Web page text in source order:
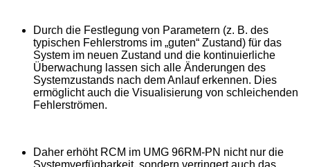
Durch die Festlegung von Parametern (z. B. des
typischen Fehlerstroms im „guten“ Zustand) für das
System im neuen Zustand und die kontinuierliche
Überwachung lassen sich alle Änderungen des
Systemzustands nach dem Anlauf erkennen. Dies
ermöglicht auch die Visualisierung von schleichenden
Fehlerströmen.
Daher erhöht RCM im UMG 96RM-PN nicht nur die
Systemverfügbarkeit, sondern verringert auch das